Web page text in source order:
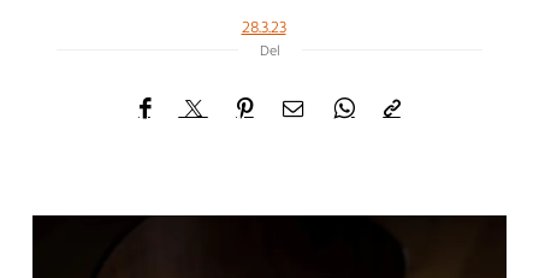
28.3.23
Del